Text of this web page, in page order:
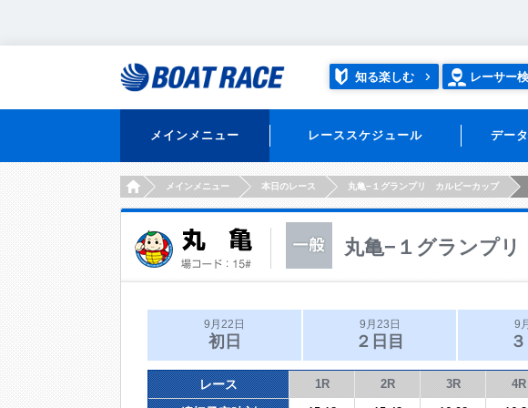
知る楽しむ レーサー
メインメニュー レーススケジュール デー
HOMEメインメニュー 本日のレース 丸亀−１グランプリ カルビーカップ
丸亀−１グランプ
9月22日
初日
9月23日
２日目
9
レース 1R 2R 3R 4R